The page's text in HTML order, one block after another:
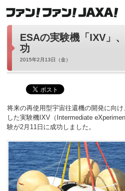
ESAの実験機「IXV」
功
2015年2月13日（金）
将来の再使用型宇宙往還機の開発に向
した実験機IXV（Intermediate
験が2月11日に成功しました。